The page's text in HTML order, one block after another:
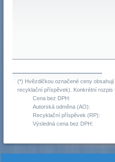
(*) Hvězdičkou označené ceny
recyklační příspěvek). Konkrétní rozpis
Cena bez DPH:
Autorská odměna (AO):
Recyklační příspěvek (RP):
Výsledná cena bez DPH: